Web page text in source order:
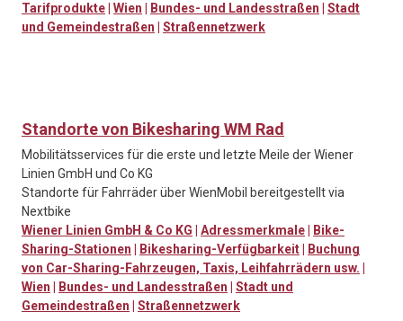
Tarifprodukte Wien Bundes- und Landesstraßen
Stadt
und Gemeindestraßen
Straßennetzwerk
Standorte von Bikesharing WM Rad
Mobilitätsservices für die erste und letzte Meile der Wiener
Linien GmbH und Co KG
Standorte für Fahrräder über WienMobil bereitgestellt via
Nextbike
Wiener Linien GmbH & Co KG
Adressmerkmale
Bike-
Sharing-Stationen
Bikesharing-Verfügbarkeit
Buchung
von Car-Sharing-Fahrzeugen, Taxis, Leihfahrrädern usw.
Wien
Bundes- und Landesstraßen
Stadt und
Gemeindestraßen
Straßennetzwerk